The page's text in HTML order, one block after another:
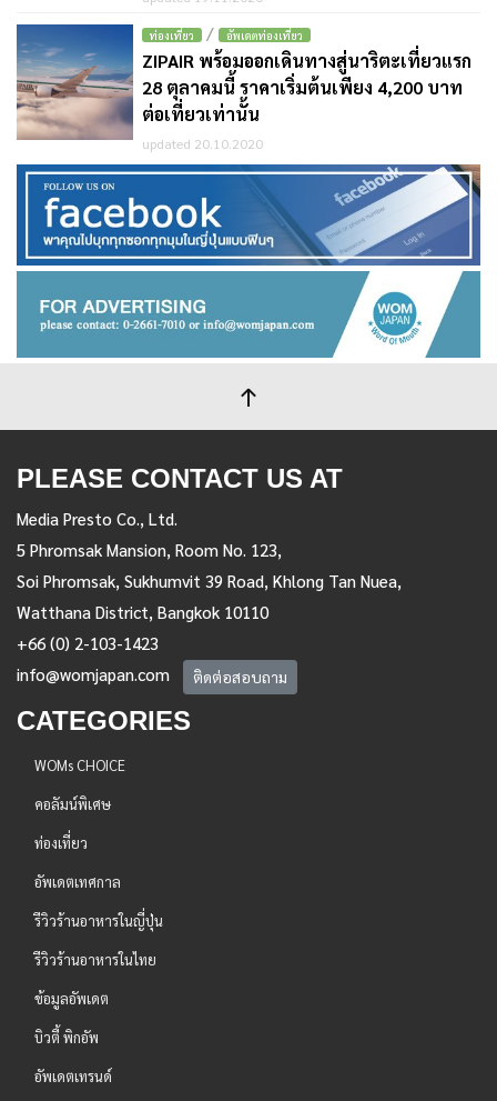
ท่องเที่ยว / อัพเดตท่องเที่ยว
ZIPAIR พร้อมออกเดินทางสู่นาริตะเที่ยวแรก
28 ตุลาคมนี้ ราคาเริ่มต้นเพียง 4,200 บาท
ต่อเที่ยวเท่านั้น
updated 20.10.2020
PLEASE CONTACT US AT
Media Presto Co., Ltd.
5 Phromsak Mansion, Room No. 123,
Soi Phromsak, Sukhumvit 39 Road, Khlong Tan Nuea,
Watthana District, Bangkok 10110
+66 (0) 2-103-1423
info@womjapan.com
ติดต่อสอบถาม
CATEGORIES
WOMs CHOICE
คอลัมน์พิเศษ
ท่องเที่ยว
อัพเดตเทศกาล
รีวิวร้านอาหารในญี่ปุ่น
รีวิวร้านอาหารในไทย
ข้อมูลอัพเดต
บิวตี้ พิกอัพ
อัพเดตเทรนด์